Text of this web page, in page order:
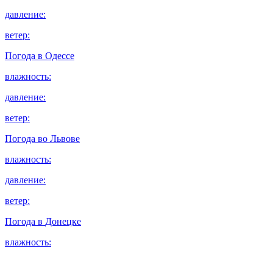
давление:
ветер:
Погода в Одессе
влажность:
давление:
ветер:
Погода во Львове
влажность:
давление:
ветер:
Погода в Донецке
влажность: